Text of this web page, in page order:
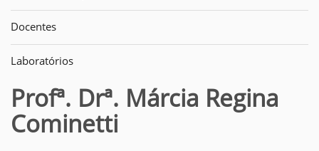
Docentes
Laboratórios
Profª. Drª. Márcia Regina
Cominetti